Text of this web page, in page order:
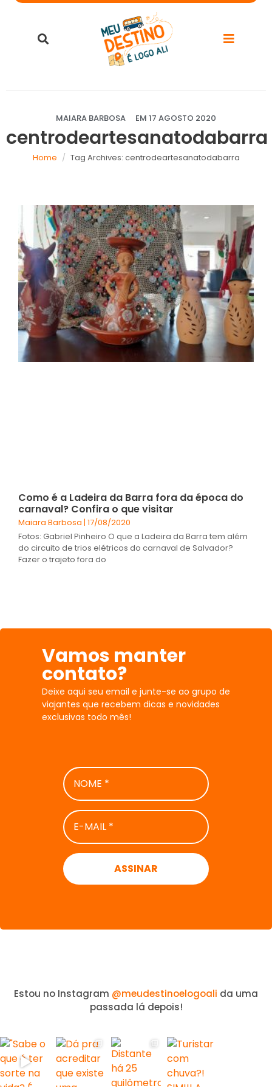
MAIARA BARBOSA EM 17 AGOSTO 2020
centrodeartesanatodabarra
Home Tag Archives: centrodeartesanatodabarra
Como é a Ladeira da Barra fora da época do
carnaval? Confira o que visitar
Maiara Barbosa 17/08/2020
Fotos: Gabriel Pinheiro O que a Ladeira da Barra tem além
do circuito de trios elétricos do carnaval de Salvador?
Fazer o trajeto fora do
Vamos manter
contato?
Deixe aqui seu email e junte-se ao grupo de
viajantes que recebem dicas e novidades
exclusivas todo mês!
NOME
*
E-
MAIL
*
Estou no Instagram @meudestinoelogoali da uma
passada lá depois!